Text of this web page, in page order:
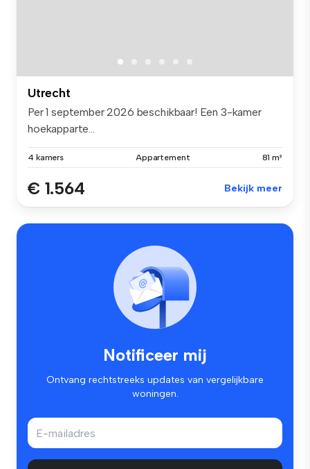
Utrecht
Per 1 september 2026 beschikbaar! Een 3-kamer
hoekapparte...
4 kamers Appartement 81 m²
€ 1.564 Bekijk meer
Notificeer mij
Ontvang rechtstreeks updates van vergelijkbare
woningen.